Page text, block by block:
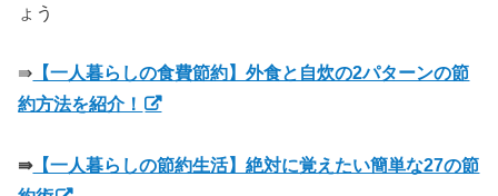
ょう
⇛ 【一人暮らしの食費節約】外食と自炊の2パターンの節
約方法を紹介！
⇛【一人暮らしの節約生活】絶対に覚えたい簡単な27の節